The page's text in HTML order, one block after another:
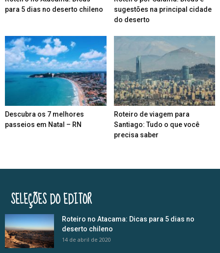
para 5 dias no deserto chileno
sugestões na principal cidade
do deserto
Descubra os 7 melhores
passeios em Natal – RN
Roteiro de viagem para
Santiago: Tudo o que você
precisa saber
SELEÇÕES DO EDITOR
Roteiro no Atacama: Dicas para 5 dias no
deserto chileno
14 de abril de 2020